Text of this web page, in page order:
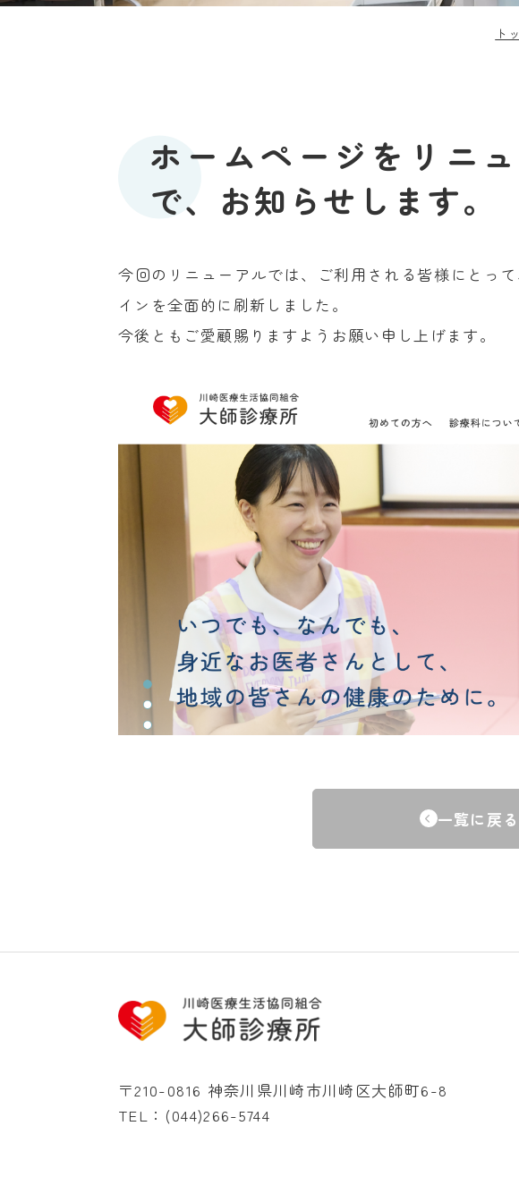
ト
ホームページをリニ
で、お知らせします。
今回のリニューアルでは、ご利用される皆様にとっ
インを全面的に刷新しました。
今後ともご愛顧賜りますようお願い申し上げます。
一覧に戻る
〒210-0816 神奈川県川崎市川崎区大師町6-8
TEL： (044)266-5744